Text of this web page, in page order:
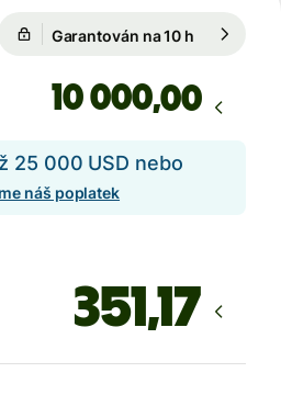
Garantován na 10 h
,00
25 000 USD nebo
náš poplatek